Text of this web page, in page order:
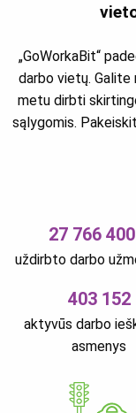
„GoWorkaBit“
darbo vietų. Galite
metu dirbti
sąlygomis.
27 766
uždirbto darbo
403 152
aktyvūs darbo
asmenys